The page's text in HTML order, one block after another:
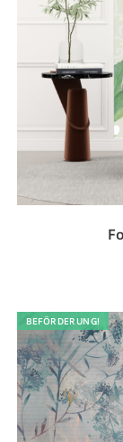
BEFÖRDERUNG!